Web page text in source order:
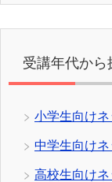
受講年代から
小学生向け
中学生向け
高校生向け